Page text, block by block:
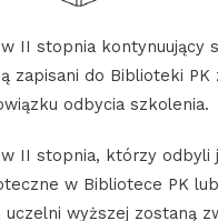
II stopnia kontynuujący
zapisani do Biblioteki PK
odbycia szkolenia.
II stopnia, którzy odbyli
w Bibliotece PK
wyższej zostaną